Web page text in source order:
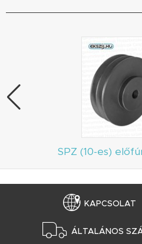
SPZ (10-es)
KAPCSOLAT
ÁLTALÁNOS